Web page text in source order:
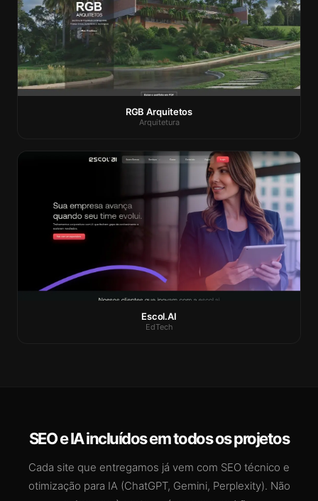
RGB Arquitetos
Arquitetura
Escol.AI
EdTech
SEO e IA incluídos em todos os projetos
Cada site que entregamos já vem com SEO técnico e
otimização para IA (ChatGPT, Gemini, Perplexity). Não